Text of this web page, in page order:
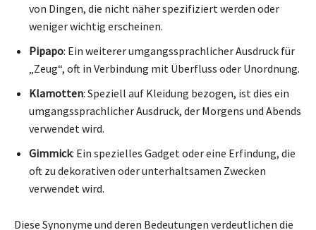
von Dingen, die nicht näher spezifiziert werden oder
weniger wichtig erscheinen.
Pipapo: Ein weiterer umgangssprachlicher Ausdruck für
„Zeug“, oft in Verbindung mit Überfluss oder Unordnung.
Klamotten: Speziell auf Kleidung bezogen, ist dies ein
umgangssprachlicher Ausdruck, der Morgens und Abends
verwendet wird.
Gimmick: Ein spezielles Gadget oder eine Erfindung, die
oft zu dekorativen oder unterhaltsamen Zwecken
verwendet wird.
Diese Synonyme und deren Bedeutungen verdeutlichen die